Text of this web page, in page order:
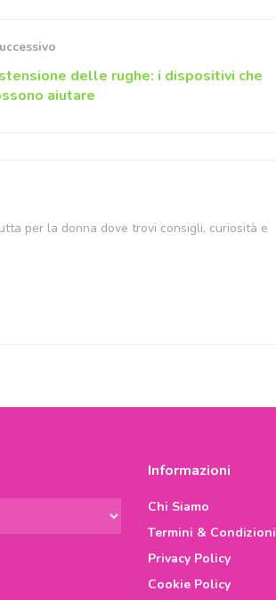
delle rughe: i dispositivi che
aiutare
per la donna dove trovi consigli, curiosità e
Informazioni
Chi Siamo
Termini & Condizioni
Privacy Policy
Cookie Policy